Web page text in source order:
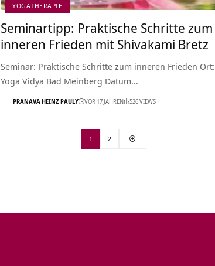
YOGATHERAPIE
Seminartipp: Praktische Schritte zum
inneren Frieden mit Shivakami Bretz
Seminar: Praktische Schritte zum inneren Frieden Ort:
Yoga Vidya Bad Meinberg Datum…
PRANAVA HEINZ PAULY VOR 17 JAHREN 526 VIEWS
1 2